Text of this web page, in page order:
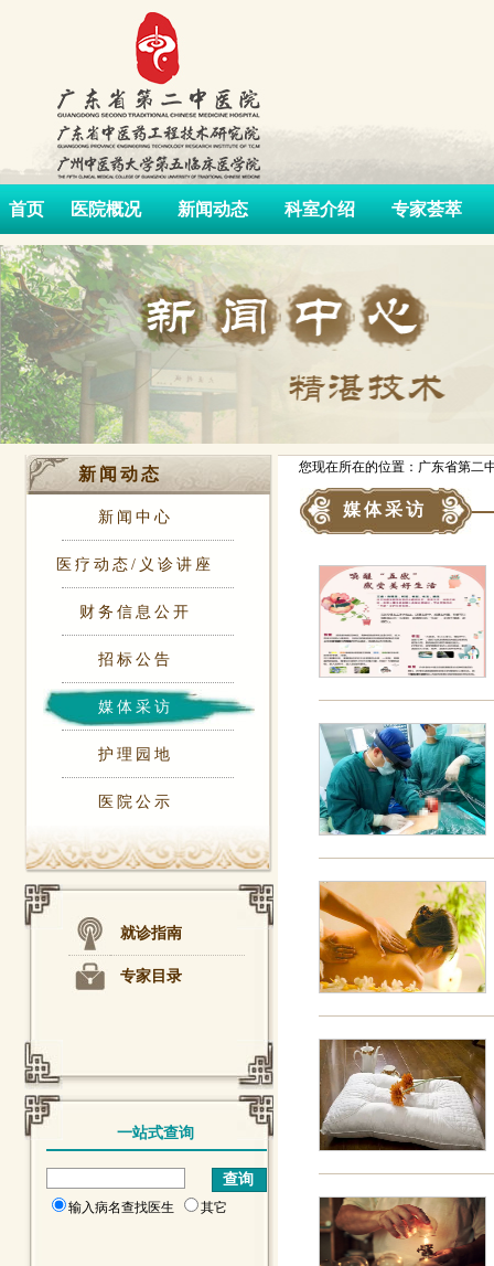
首页 医院概况 新闻动态 科室介绍 专家荟萃
新闻动态
新闻中心
医疗动态/义诊讲座
财务信息公开
招标公告
媒体采访
护理园地
医院公示
就诊指南
专家目录
一站式查询
输入病名查找医生 其它
您现在所在的位置：广东省第二
媒体采访